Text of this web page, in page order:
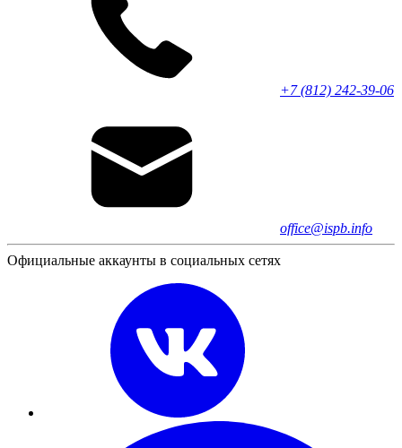
+7 (812) 242-39-06
office@ispb.info
Официальные аккаунты в социальных сетях